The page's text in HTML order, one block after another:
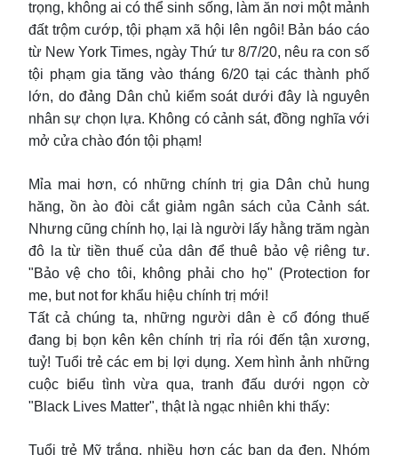
trọng, không ai có thể sinh sống, làm ăn nơi một mảnh
đất trộm cướp, tội phạm xã hội lên ngôi! Bản báo cáo
từ New York Times, ngày Thứ tư 8/7/20, nêu ra con số
tội phạm gia tăng vào tháng 6/20 tại các thành phố
lớn, do đảng Dân chủ kiểm soát dưới đây là nguyên
nhân sự chọn lựa. Không có cảnh sát, đồng nghĩa với
mở cửa chào đón tội phạm!
Mỉa mai hơn, có những chính trị gia Dân chủ hung
hăng, ồn ào đòi cắt giảm ngân sách của Cảnh sát.
Nhưng cũng chính họ, lại là người lấy hằng trăm ngàn
đô la từ tiền thuế của dân để thuê bảo vệ riêng tư.
"Bảo vệ cho tôi, không phải cho họ" (Protection for
me, but not for khẩu hiệu chính trị mới!
Tất cả chúng ta, những người dân è cổ đóng thuế
đang bị bọn kên kên chính trị rỉa rói đến tận xương,
tuỷ! Tuổi trẻ các em bị lợi dụng. Xem hình ảnh những
cuộc biểu tình vừa qua, tranh đấu dưới ngọn cờ
"Black Lives Matter", thật là ngạc nhiên khi thấy:
Tuổi trẻ Mỹ trắng, nhiều hơn các bạn da đen. Nhóm